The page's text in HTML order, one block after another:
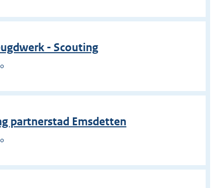
- Scouting
partnerstad Emsdetten